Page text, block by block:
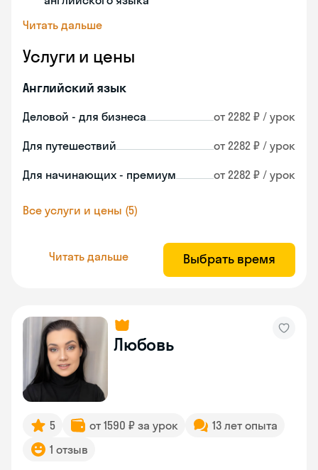
Читать дальше
Услуги и цены
Английский язык
Деловой - для бизнеса от 2282 ₽ / урок
Для путешествий от 2282 ₽ / урок
Для начинающих - премиум от 2282 ₽ / урок
Все услуги и цены (5)
Читать дальше Выбрать время
Любовь
5 от 1590 ₽ за урок
13 лет опыта
1 отзыв